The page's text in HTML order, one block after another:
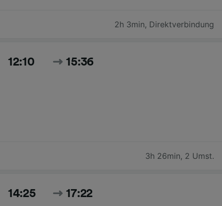
2h 3min, Direktverbindung
12:10 15:36
3h 26min, 2 Umst.
14:25 17:22